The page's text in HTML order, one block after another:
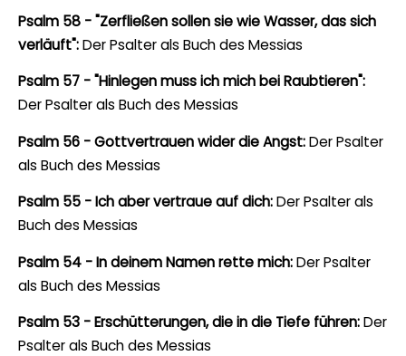
Psalm 58 - "Zerfließen sollen sie wie Wasser, das sich
verläuft":Der Psalter als Buch des Messias
Psalm 57 - "Hinlegen muss ich mich bei Raubtieren":
Der Psalter als Buch des Messias
Psalm 56 - Gottvertrauen wider die Angst:Der Psalter
als Buch des Messias
Psalm 55 - Ich aber vertraue auf dich:Der Psalter als
Buch des Messias
Psalm 54 - In deinem Namen rette mich:Der Psalter
als Buch des Messias
Psalm 53 - Erschütterungen, die in die Tiefe führen:Der
Psalter als Buch des Messias